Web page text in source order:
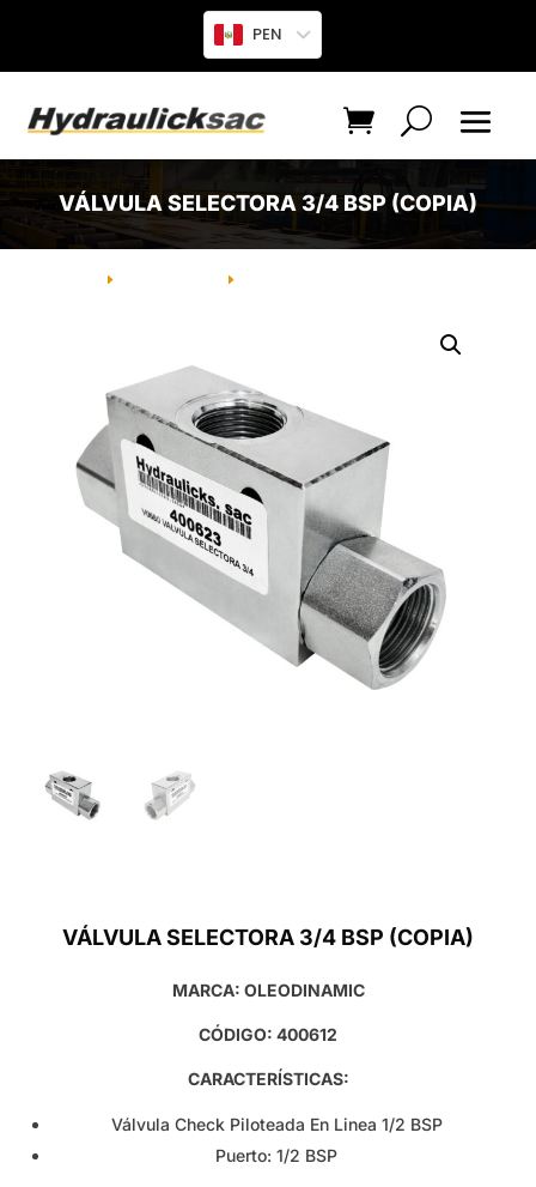
PEN
VÁLVULA SELECTORA 3/4 BSP (COPIA)
E E
VÁLVULA SELECTORA 3/4 BSP (COPIA)
MARCA: OLEODINAMIC
CÓDIGO: 400612
CARACTERÍSTICAS:
Válvula Check Piloteada En Linea 1/2 BSP
Puerto: 1/2 BSP